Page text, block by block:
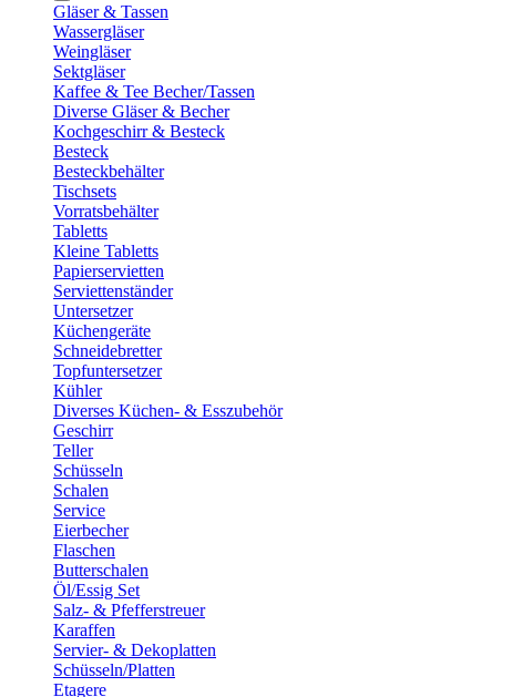
Gläser & Tassen
Wassergläser
Weingläser
Sektgläser
Kaffee & Tee Becher/Tassen
Diverse Gläser & Becher
Kochgeschirr & Besteck
Besteck
Besteckbehälter
Tischsets
Vorratsbehälter
Tabletts
Kleine Tabletts
Papierservietten
Serviettenständer
Untersetzer
Küchengeräte
Schneidebretter
Topfuntersetzer
Kühler
Diverses Küchen- & Esszubehör
Geschirr
Teller
Schüsseln
Schalen
Service
Eierbecher
Flaschen
Butterschalen
Öl/Essig Set
Salz- & Pfefferstreuer
Karaffen
Servier- & Dekoplatten
Schüsseln/Platten
Etagere